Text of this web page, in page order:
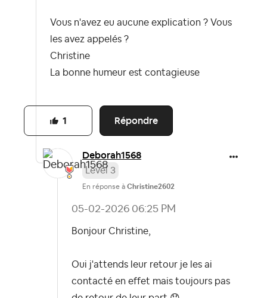
Vous n'avez eu aucune explication ? Vous
les avez appelés ?
Christine
La bonne humeur est contagieuse
Répondre
1
Deborah1568
Level 3
En réponse à Christine2602
‎05-02-2026 06:25 PM
Bonjour Christine,
Oui j'attends leur retour je les ai
contacté en effet mais toujours pas